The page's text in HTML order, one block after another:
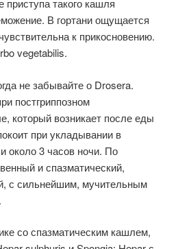
такого кашля
В гортани ощущается
к прикосно­вению.
vegetabilis.
не забывайте о Drosera.
постгриппозном
который возникает после еды
при укладывании в
около 3 часов ночи. По
и спазматический,
с сильнейшим, мучительным
со спазматическим кашлем,